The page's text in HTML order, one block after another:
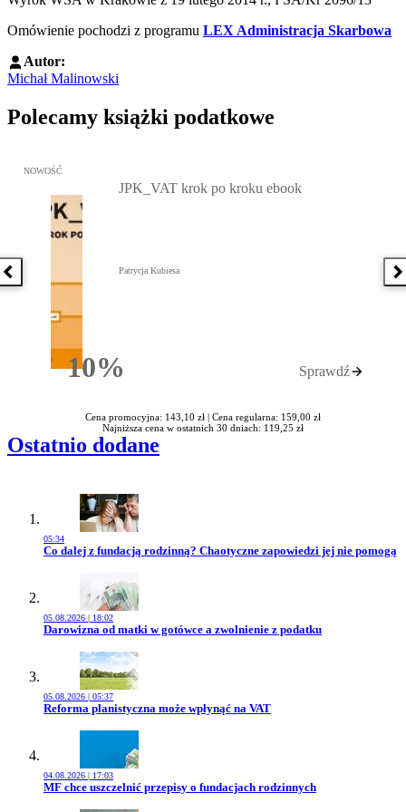
Omówienie pochodzi z programu LEX Administracja Skarbowa
Autor:
Michał Malinowski
Polecamy książki podatkowe
Poprzednia książka
Przejdź do: JPK_VAT krok po kroku ebook, Patrycja Kubiesa -
NOWOŚĆ
10%Rabatu
JPK_VAT krok po kroku ebook
Patrycja Kubiesa
Sprawdź
Cena promocyjna: 143,10 zł | Cena regularna: 159,00 zł
Najniższa cena w ostatnich 30 dniach: 119,25 zł
Ostatnio dodane
05:34
Przejdź do artykułu:
Co dalej z fundacją rodzinną? Chaotyczne zapowiedzi jej nie pomogą
05.08.2026 | 18:02
Przejdź do artykułu:
Darowizna od matki w gotówce a zwolnienie z podatku
05.08.2026 | 05:37
Przejdź do artykułu:
Reforma planistyczna może wpłynąć na VAT
04.08.2026 | 17:03
Przejdź do artykułu:
MF chce uszczelnić przepisy o fundacjach rodzinnych